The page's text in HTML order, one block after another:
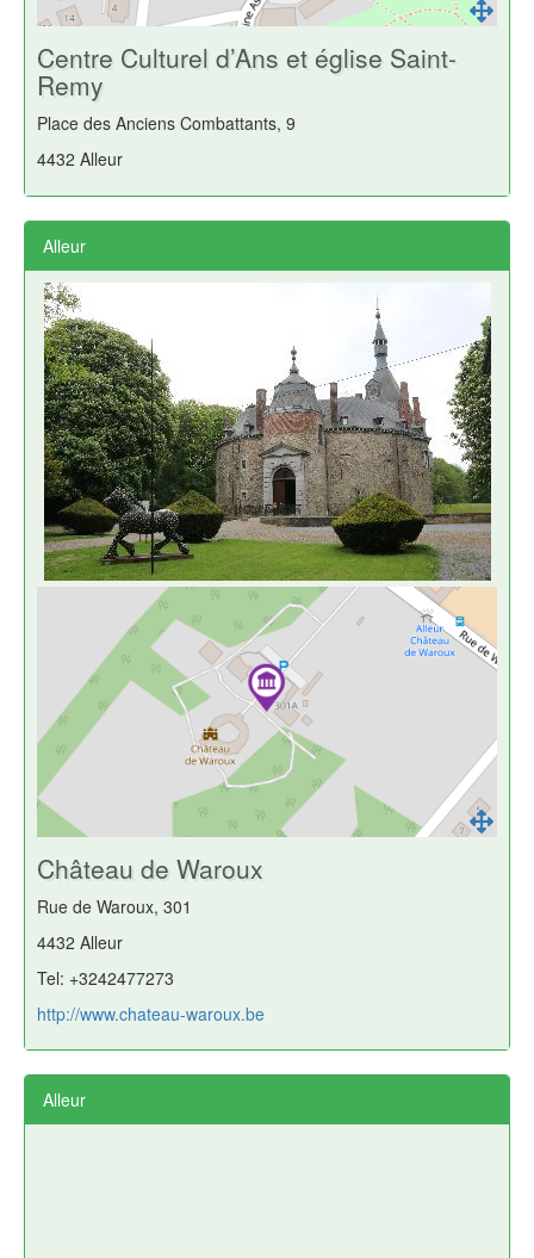
Centre Culturel d’Ans et église Saint-
Remy
Place des Anciens Combattants, 9
4432 Alleur
Alleur
Château de Waroux
Rue de Waroux, 301
4432 Alleur
Tel: +3242477273
http://www.chateau-waroux.be
Alleur